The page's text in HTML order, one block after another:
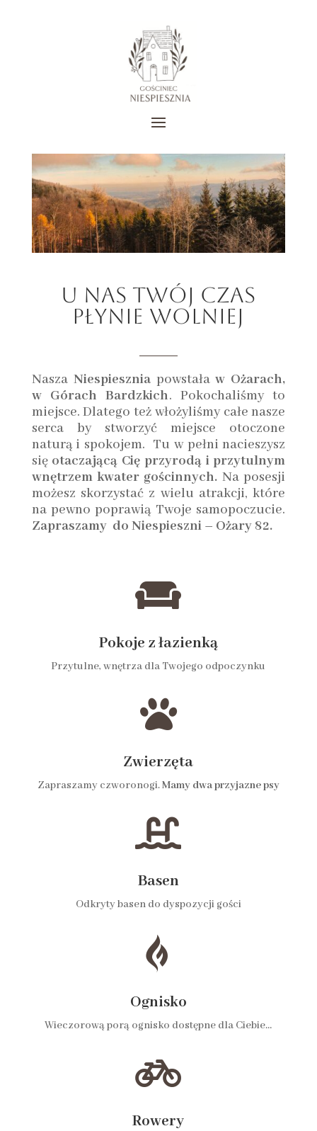
U Nas Twój Czas
Płynie Wolniej
Nasza Niespieszniapowstaław Ożarach,
w Górach Bardzkich. Pokochaliśmy to
miejsce. Dlatego też włożyliśmy całe nasze
serca by stworzyć miejsce otoczone
naturą i spokojem. Tu w pełni nacieszysz
się otaczającą Cię przyrodą i przytulnym
wnętrzem kwater gościnnych. Na posesji
możesz skorzystać z wielu atrakcji, które
na pewno poprawią Twoje samopoczucie.
Zapraszamy do Niespieszni – Ożary 82.

Pokoje z łazienką
Przytulne, wnętrza dla Twojego odpoczynku

Zwierzęta
Zapraszamy czworonogi.Mamy dwa przyjazne psy

Basen
Odkryty basen do dyspozycji gości

Ognisko
Wieczorową porą ognisko dostępne dla Ciebie…

Rowery